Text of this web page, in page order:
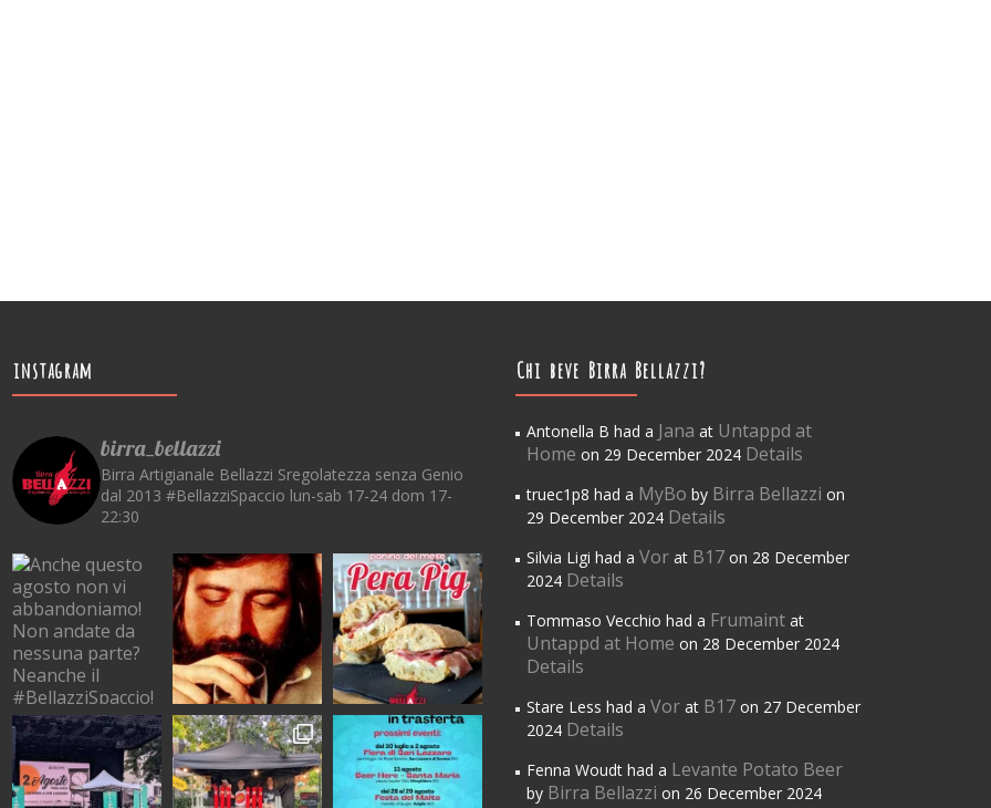
instagram
birra_bellazzi
Birra Artigianale Bellazzi Sregolatezza senza Genio
dal 2013 #BellazziSpaccio lun-sab 17-24 dom 17-
22:30
Chi beve Birra Bellazzi?
Antonella B had a Jana at Untappd at
Home on 29 December 2024 Details
truec1p8 had a MyBo by Birra Bellazzi on
29 December 2024 Details
Silvia Ligi had aVor at B17 on 28 December
2024 Details
Tommaso Vecchio had a Frumaint at
Untappd at Home on 28 December 2024
Details
Stare Less had aVor at B17 on 27 December
2024 Details
Fenna Woudt had a Levante Potato Beer
by Birra Bellazzi on 26 December 2024